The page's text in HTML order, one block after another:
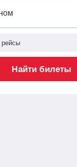
рейсы
Найти билеты